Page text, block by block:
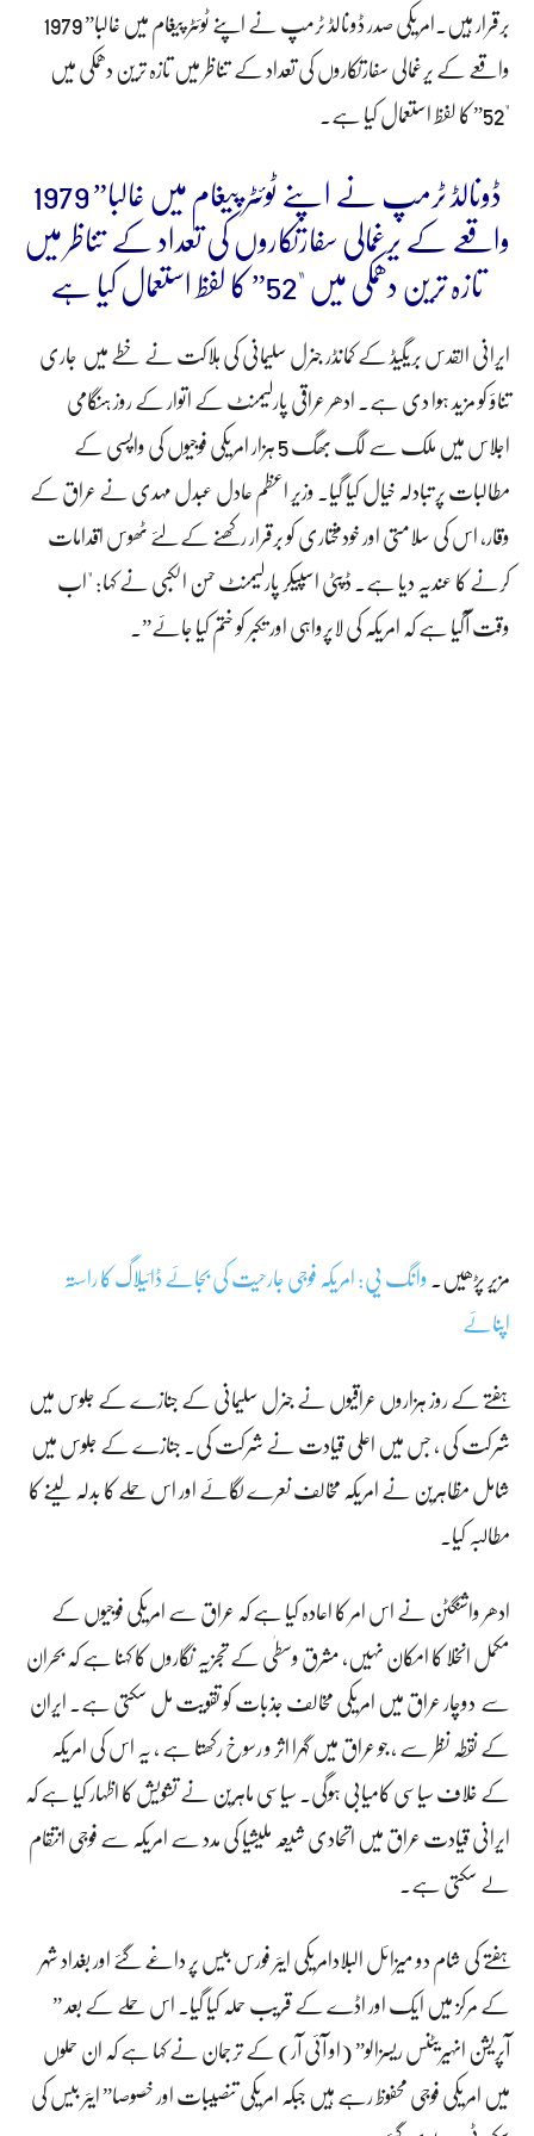
برقرار ہیں۔امریکی صدر ڈونالڈ ٹرمپ نے اپنے ٹوئٹر پیغام میں غالبا” 1979
واقعے کے یرغمالی سفارتکاروں کی تعداد کے تناظر میں تازہ ترین دھمکی میں
"52” کا لفظ استعمال کیا ہے۔
ڈونالڈ ٹرمپ نے اپنے ٹوئٹر پیغام میں غالبا” 1979
واقعے کے یرغمالی سفارتکاروں کی تعداد کے تناظر میں
تازہ ترین دھمکی میں "52” کا لفظ استعمال کیا ہے
ایرانی القدس بریگیڈ کے کمانڈر جنرل سلیمانی کی ہلاکت نے خطے میں جاری
تناؤ کو مزید ہوا دی ہے۔ ادھر عراقی پارلیمنٹ کے اتوار کے روز ہنگامی
اجلاس میں ملک سے لگ بھگ 5 ہزار امریکی فوجیوں کی واپسی کے
مطالبات پر تبادلہ خیال کیا گیا۔ وزیر اعظم عادل عبدل مہدی نے عراق کے
وقار، اس کی سلامتی اور خودمختاری کو برقرار رکھنے کے لئے ٹھوس اقدامات
کرنے کا عندیہ دیا ہے۔ ڈپٹی اسپیکر پارلیمنٹ حسن الکبی نے کہا: "اب
وقت آگیا ہے کہ امریکہ کی لاپرواہی اور تکبر کو ختم کیا جائے”۔
مزیر پڑھیں۔وانگ یی: امریکہ فوجی جارحیت کی بجائے ڈائیلاگ کا راستہ
اپنائے
ہفتے کے روز ہزاروں عراقیوں نے جنرل سلیمانی کے جنازے کے جلوس میں
شرکت کی ، جس میں اعلی قیادت نے شرکت کی۔ جنازے کے جلوس میں
شامل مظاہرین نے امریکہ مخالف نعرے لگائے اور اس حملے کا بدلہ لینے کا
مطالبہ کیا۔
ادھر واشنگٹن نے اس امر کا اعادہ کیا ہے کہ عراق سے امریکی فوجیوں کے
مکمل انخلا کا امکان نہیں، مشرق وسطٰی کے تجزیہ نگاروں کا کہنا ہے کہ بحران
سے دوچار عراق میں امریکی مخالف جذبات کو تقویت مل سکتی ہے۔ ایران
کے نقطہ نظر سے ، جو عراق میں گہرا اثر و رسوخ رکھتا ہے ، یہ اس کی امریکہ
کے خلاف سیاسی کامیابی ہوگی۔ سیاسی ماہرین نے تشویش کا اظہار کیا ہے کہ
ایرانی قیادت عراق میں اتحادی شیعہ ملیشیا کی مدد سے امریکہ سے فوجی انتقام
لے سکتی ہے۔
ہفتے کی شام دو میزائل البلادامریکی ایئر فورس بیس پر داغے گئے اور بغداد شہر
کے مرکز میں ایک اور اڈے کے قریب حملہ کیا گیا۔ اس حملے کے بعد ”
آپریشن انہیریٹنس ریسزالو” (او آئی آر) کے ترجمان نے کہا ہے کہ ان حملوں
میں امریکی فوجی محفوظ رہے ہیں جبکہ امریکی تنصیبات اور خصوصا” ایئر بیس کی